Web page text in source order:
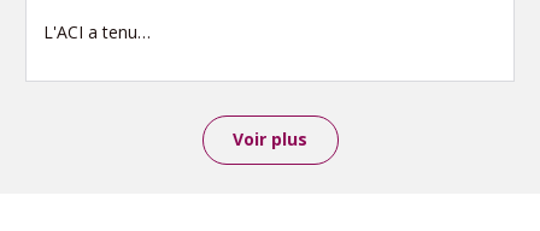
L'ACI a tenu…
Voir plus